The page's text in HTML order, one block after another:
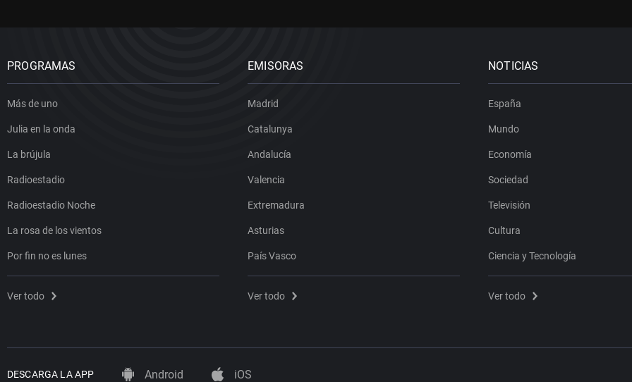
PROGRAMAS
Más de uno
Julia en la onda
La brújula
Radioestadio
Radioestadio Noche
La rosa de los vientos
Por fin no es lunes
Ver todo
EMISORAS
Madrid
Catalunya
Andalucía
Valencia
Extremadura
Asturias
País Vasco
Ver todo
NOTICIAS
España
Mundo
Economía
Sociedad
Televisión
Cultura
Ciencia y Tecnología
Ver todo
DESCARGA LA APP Android iOS